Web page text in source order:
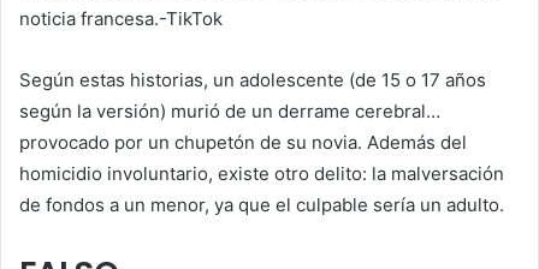
noticia francesa.-TikTok
Según estas historias, un adolescente (de 15 o 17 años
según la versión) murió de un derrame cerebral…
provocado por un chupetón de su novia. Además del
homicidio involuntario, existe otro delito: la malversación
de fondos a un menor, ya que el culpable sería un adulto.